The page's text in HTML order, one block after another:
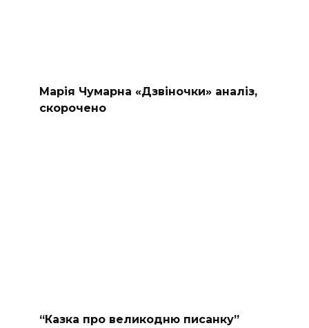
Марія Чумарна «Дзвіночки» аналіз,
скорочено
“Казка про великодню писанку”